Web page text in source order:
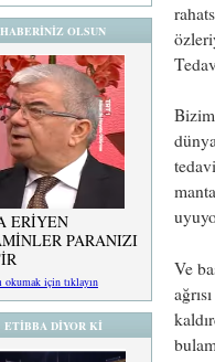
HABERİNİZ OLSUN
ERİYEN
PARANIZI
okumak için tıklayın
ETİBBA DİYOR Kİ
Ve